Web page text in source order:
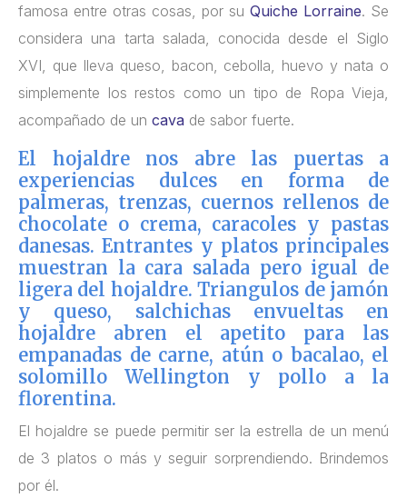
famosa entre otras cosas, por su Quiche Lorraine. Se
considera una tarta salada, conocida desde el Siglo
XVI, que lleva queso, bacon, cebolla, huevo y nata o
simplemente los restos como un tipo de Ropa Vieja,
acompañado de un cava de sabor fuerte.
El hojaldre nos abre las puertas a
experiencias dulces en forma de
palmeras, trenzas, cuernos rellenos de
chocolate o crema, caracoles y pastas
danesas. Entrantes y platos principales
muestran la cara salada pero igual de
ligera del hojaldre. Triangulos de jamón
y queso, salchichas envueltas en
hojaldre abren el apetito para las
empanadas de carne, atún o bacalao, el
solomillo Wellington y pollo a la
florentina.
El hojaldre se puede permitir ser la estrella de un menú
de 3 platos o más y seguir sorprendiendo. Brindemos
por él.